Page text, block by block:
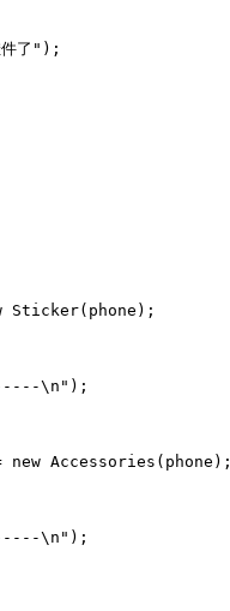
了");
Sticker(phone);
\n");
new Accessories(phone);
\n");